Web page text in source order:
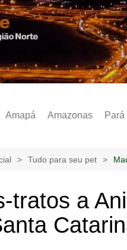
Amapá Amazonas Pará
Tudo para seu pet
tratos a